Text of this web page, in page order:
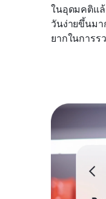
ในอุดมคติแ
วันง่ายขึ้นมา
ยากในการร